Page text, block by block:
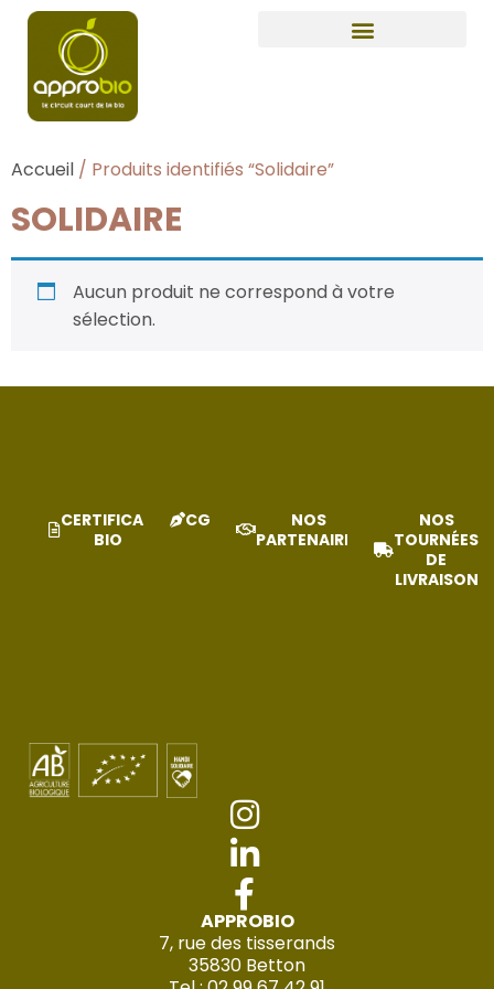
Accueil / Produits identifiés “Solidaire”
SOLIDAIRE
Aucun produit ne correspond à votre
sélection.
CERTIFICAT
BIO
CGV
NOS
PARTENAIRES
NOS
TOURNÉES
DE
LIVRAISON
APPROBIO
7, rue des tisserands
35830 Betton